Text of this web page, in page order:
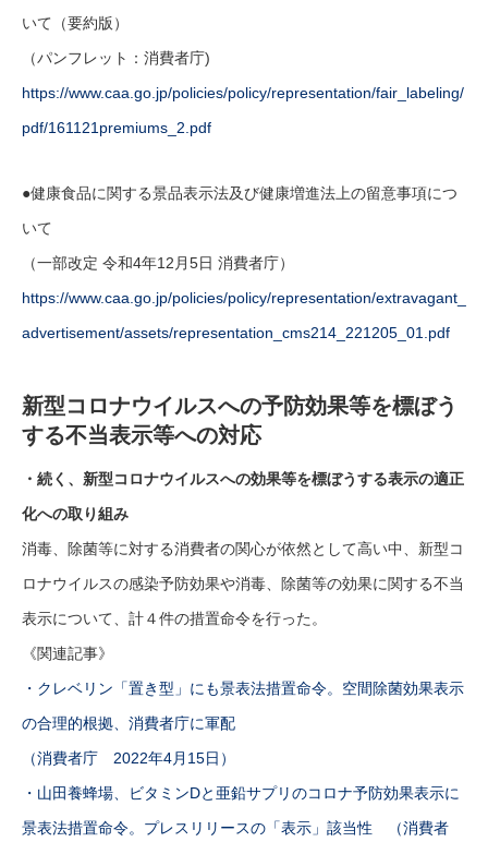
いて（要約版）
（パンフレット：消費者庁)
https://www.caa.go.jp/policies/policy/representation/fair_labeling/
pdf/161121premiums_2.pdf
●健康食品に関する景品表示法及び健康増進法上の留意事項につ
いて
（一部改定 令和4年12月5日 消費者庁）
https://www.caa.go.jp/policies/policy/representation/extravagant_
advertisement/assets/representation_cms214_221205_01.pdf
新型コロナウイルスへの予防効果等を標ぼう
する不当表示等への対応
・続く、新型コロナウイルスへの効果等を標ぼうする表示の適正
化への取り組み
消毒、除菌等に対する消費者の関心が依然として高い中、新型コ
ロナウイルスの感染予防効果や消毒、除菌等の効果に関する不当
表示について、計４件の措置命令を行った。
《関連記事》
・クレベリン「置き型」にも景表法措置命令。空間除菌効果表示
の合理的根拠、消費者庁に軍配
（消費者庁 2022年4月15日）
・山田養蜂場、ビタミンDと亜鉛サプリのコロナ予防効果表示に
景表法措置命令。プレスリリースの「表示」該当性 （消費者